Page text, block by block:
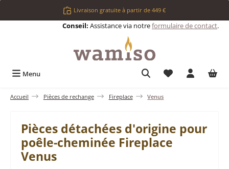
Passer au contenu principalLivraison gratuite à partir de 449 €
Conseil: Assistance via notreformulaire de contact.
Menu Vous avez 0
Accueil Pièces de rechange Fireplace Venus
Pièces détachées d'origine pour
poêle-cheminée Fireplace
Venus